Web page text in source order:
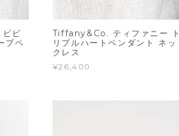
ビ
ブペ
Tiffany&Co. ティファニー ト
リプルハートペンダント ネッ
クレス
¥26,400